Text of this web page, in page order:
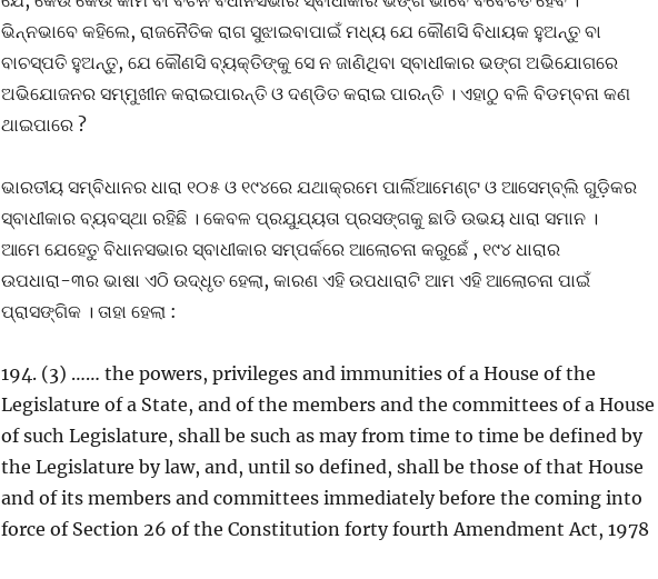
ଭିନ୍ନଭାବେ କହିଲେ, ରାଜନୈତିକ ରାଗ ସୁଝାଇବାପାଇଁ ମଧ୍ୟ ଯେ କୌଣସି ବିଧାୟକ ହୁଅନ୍ତୁ ବା
ବାଚସ୍ପତି ହୁଅନ୍ତୁ, ଯେ କୌଣସି ବ୍ୟକ୍ତିଙ୍କୁ ସେ ନ ଜାଣିଥିବା ସ୍ବାଧୀକାର ଭଙ୍ଗ ଅଭିଯୋଗରେ
ଅଭିଯୋଜନର ସମ୍ମୁଖୀନ କରାଇପାରନ୍ତି ଓ ଦଣ୍ଡିତ କରାଇ ପାରନ୍ତି । ଏହାଠୁ ବଳି ବିଡମ୍ବନା କଣ
ଥାଇପାରେ ?
ଭାରତୀୟ ସମ୍ବିଧାନର ଧାରା ୧୦୫ ଓ ୧୯୪ରେ ଯଥାକ୍ରମେ ପାର୍ଲିଆମେଣ୍ଟ ଓ ଆସେମ୍ବ୍ଲି ଗୁଡ଼ିକର
ସ୍ବାଧୀକାର ବ୍ୟବସ୍ଥା ରହିଛି । କେବଳ ପ୍ରଯୁଯ୍ୟତା ପ୍ରସଙ୍ଗକୁ ଛାଡି ଉଭୟ ଧାରା ସମାନ ।
ଆମେ ଯେହେତୁ ବିଧାନସଭାର ସ୍ବାଧୀକାର ସମ୍ପର୍କରେ ଆଲୋଚନା କରୁଛେଁ , ୧୯୪ ଧାରାର
ଉପଧାରା-୩ର ଭାଷା ଏଠି ଉଦ୍ଧୃତ ହେଲା, କାରଣ ଏହି ଉପଧାରାଟି ଆମ ଏହି ଆଲୋଚନା ପାଇଁ
ପ୍ରାସଙ୍ଗିକ । ତାହା ହେଲା :
194. (3) …… the powers, privileges and immunities of a House of the
Legislature of a State, and of the members and the committees of a House
of such Legislature, shall be such as may from time to time be defined by
the Legislature by law, and, until so defined, shall be those of that House
and of its members and committees immediately before the coming into
force of Section 26 of the Constitution forty fourth Amendment Act, 1978